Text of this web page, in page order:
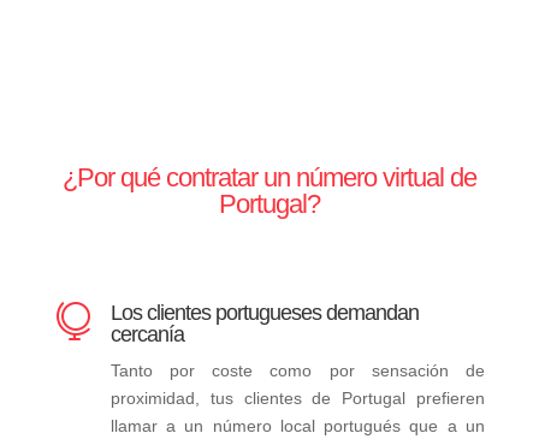
¿Por qué contratar un número virtual de
Portugal?

Los clientes portugueses demandan
cercanía
Tanto por coste como por sensación de
proximidad, tus clientes de Portugal prefieren
llamar a un número local portugués que a un